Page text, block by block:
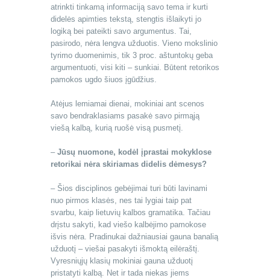
atrinkti tinkamą informaciją savo tema ir kurti
didelės apimties tekstą, stengtis išlaikyti jo
logiką bei pateikti savo argumentus. Tai,
pasirodo, nėra lengva užduotis. Vieno mokslinio
tyrimo duomenimis, tik 3 proc. aštuntokų geba
argumentuoti, visi kiti – sunkiai. Būtent retorikos
pamokos ugdo šiuos įgūdžius.
Atėjus lemiamai dienai, mokiniai ant scenos
savo bendraklasiams pasakė savo pirmąją
viešą kalbą, kurią ruošė visą pusmetį.
– Jūsų nuomone, kodėl įprastai mokyklose
retorikai nėra skiriamas didelis dėmesys?
– Šios disciplinos gebėjimai turi būti lavinami
nuo pirmos klasės, nes tai lygiai taip pat
svarbu, kaip lietuvių kalbos gramatika. Tačiau
drįstu sakyti, kad viešo kalbėjimo pamokose
išvis nėra. Pradinukai dažniausiai gauna banalią
užduotį – viešai pasakyti išmoktą eilėraštį.
Vyresniųjų klasių mokiniai gauna užduotį
pristatyti kalbą. Net ir tada niekas jiems